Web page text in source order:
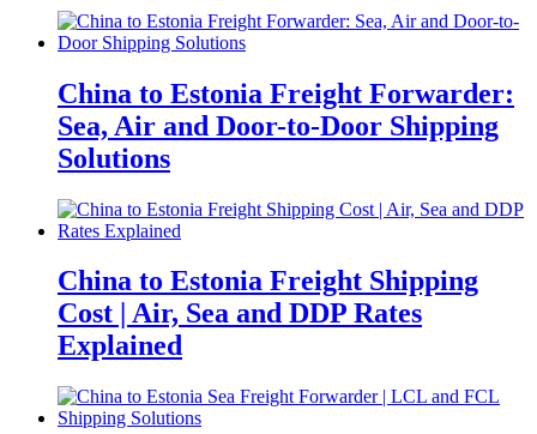
China to Estonia Freight Forwarder:
Sea, Air and Door-to-Door Shipping
Solutions
China to Estonia Freight Shipping
Cost | Air, Sea and DDP Rates
Explained